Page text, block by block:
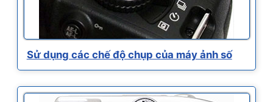
Sử dụng các chế độ chụp của máy ảnh số